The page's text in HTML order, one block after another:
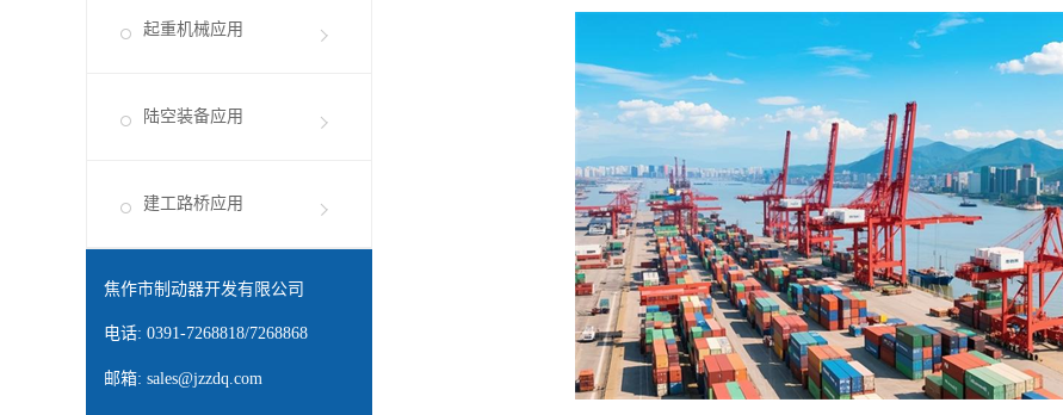
起重机械应用
陆空装备应用
建工路桥应用
焦作市制动器开发有限公司
电话: 0391-7268818/7268868
邮箱: sales@jzzdq.com